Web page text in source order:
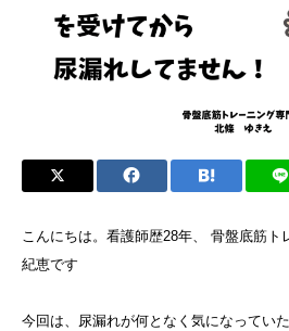
こんにちは。看護師歴28年、 骨盤底筋
紀恵です
今回は、尿漏れが何となく気になってい